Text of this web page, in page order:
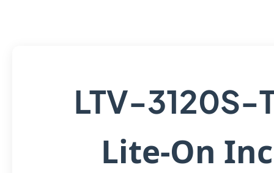
LTV-3120S-
Lite-On